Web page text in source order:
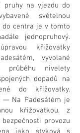
pruhy na vjezdu do
světelnou
do centra je v tomto
jednopruhový.
křižovatky
vyvolané
průběhu nivelety
dopadů na
do křižovatky.
— Na Padesátém je
křižovatkou, z
provozu